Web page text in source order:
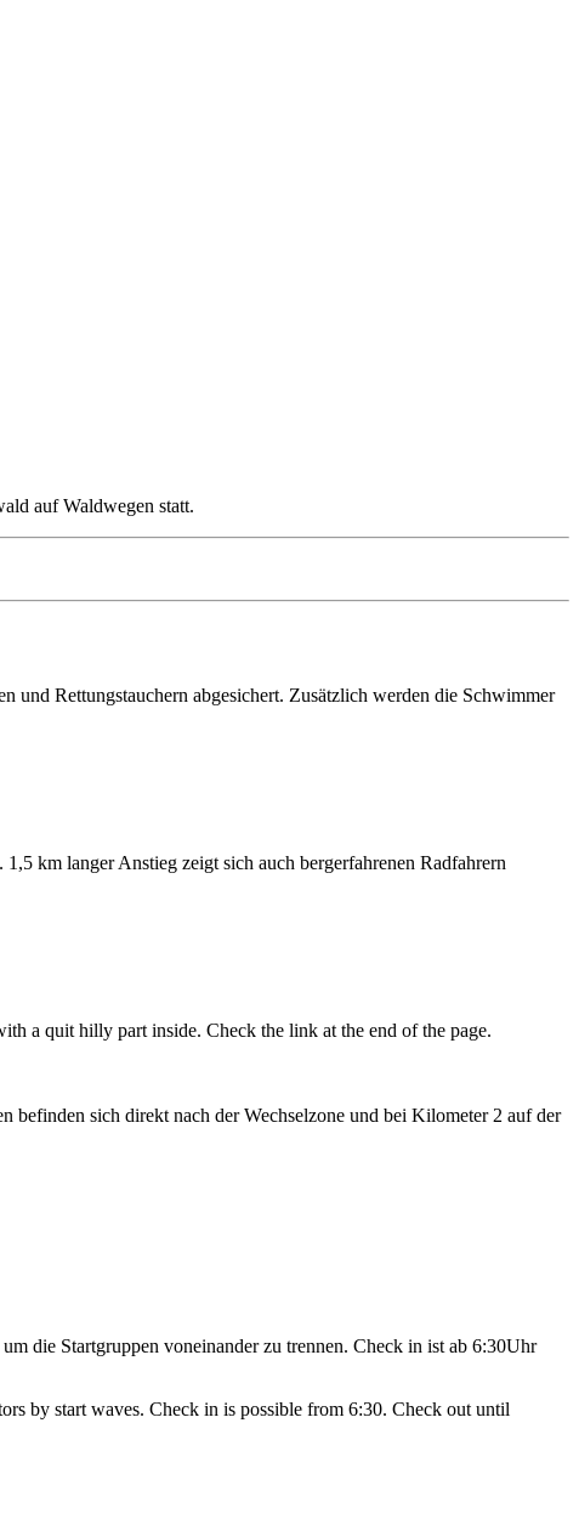
auf Waldwegen statt.
Rettungstauchern abgesichert. Zusätzlich werden die Schwimmer
km langer Anstieg zeigt sich auch bergerfahrenen Radfahrern
a quit hilly part inside. Check the link at the end of the page.
befinden sich direkt nach der Wechselzone und bei Kilometer 2 auf der
die Startgruppen voneinander zu trennen. Check in ist ab 6:30Uhr
by start waves. Check in is possible from 6:30. Check out until